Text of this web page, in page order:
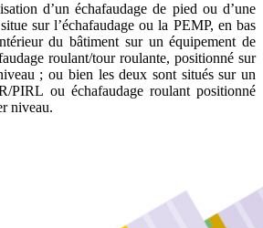
d’un échafaudage de pied ou d’une
sur l’échafaudage ou la PEMP, en bas
du bâtiment sur un équipement de
roulant/tour roulante, positionné sur
; ou bien les deux sont situés sur un
PIRL ou échafaudage roulant positionné
niveau.